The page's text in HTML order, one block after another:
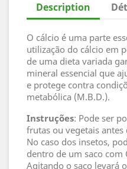
Description
O cálcio é uma parte
utilização do cálcio em
de uma dieta variada
mineral essencial que
e protege contra
metabólica (M.B.D.).
Instruções: Pode ser
frutas ou vegetais
No caso dos insetos,
dentro de um saco com
Agitando o saco levará